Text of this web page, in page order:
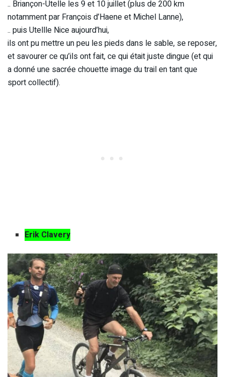
.. Briançon-Utelle les 9 et 10 juillet (plus de 200 km
notamment par François d’Haene et Michel Lanne),
.. puis Utellle Nice aujourd’hui,
ils ont pu mettre un peu les pieds dans le sable, se reposer,
et savourer ce qu’ils ont fait, ce qui était juste dingue (et qui
a donné une sacrée chouette image du trail en tant que
sport collectif).
Erik Clavery